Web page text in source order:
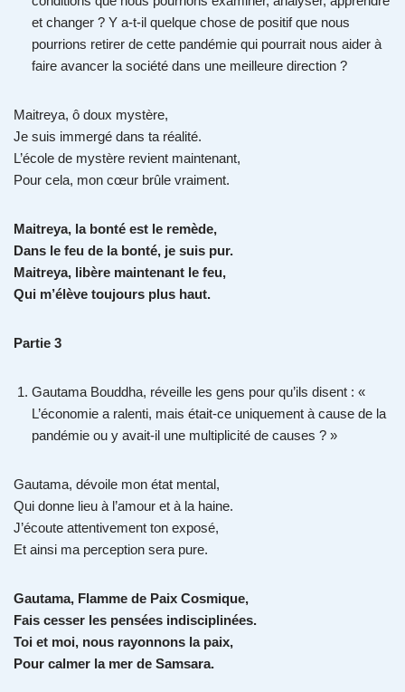
et changer ? Y a-t-il quelque chose de positif que nous
pourrions retirer de cette pandémie qui pourrait nous aider à
faire avancer la société dans une meilleure direction ?
Maitreya, ô doux mystère,
Je suis immergé dans ta réalité.
L’école de mystère revient maintenant,
Pour cela, mon cœur brûle vraiment.
Maitreya, la bonté est le remède,
Dans le feu de la bonté, je suis pur.
Maitreya, libère maintenant le feu,
Qui m’élève toujours plus haut.
Partie 3
Gautama Bouddha, réveille les gens pour qu’ils disent : «
L’économie a ralenti, mais était-ce uniquement à cause de la
pandémie ou y avait-il une multiplicité de causes ? »
Gautama, dévoile mon état mental,
Qui donne lieu à l’amour et à la haine.
J’écoute attentivement ton exposé,
Et ainsi ma perception sera pure.
Gautama, Flamme de Paix Cosmique,
Fais cesser les pensées indisciplinées.
Toi et moi, nous rayonnons la paix,
Pour calmer la mer de Samsara.